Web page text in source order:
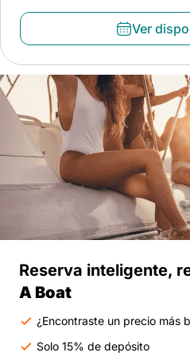
Ver
Reserva inteligente,
A Boat
¿Encontraste un precio más
Solo 15% de depósito